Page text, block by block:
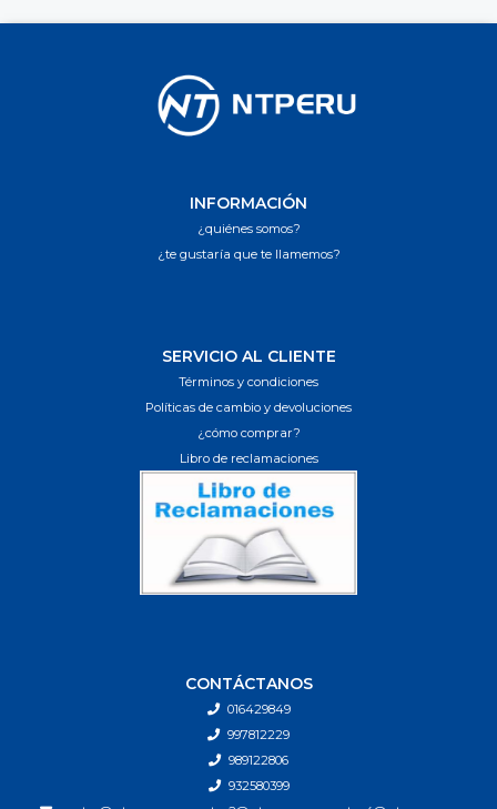
INFORMACIÓN
¿quiénes somos?
¿te gustaría que te llamemos?
SERVICIO AL CLIENTE
Términos y condiciones
Políticas de cambio y devoluciones
¿cómo comprar?
Libro de reclamaciones
CONTÁCTANOS
016429849
997812229
989122806
932580399